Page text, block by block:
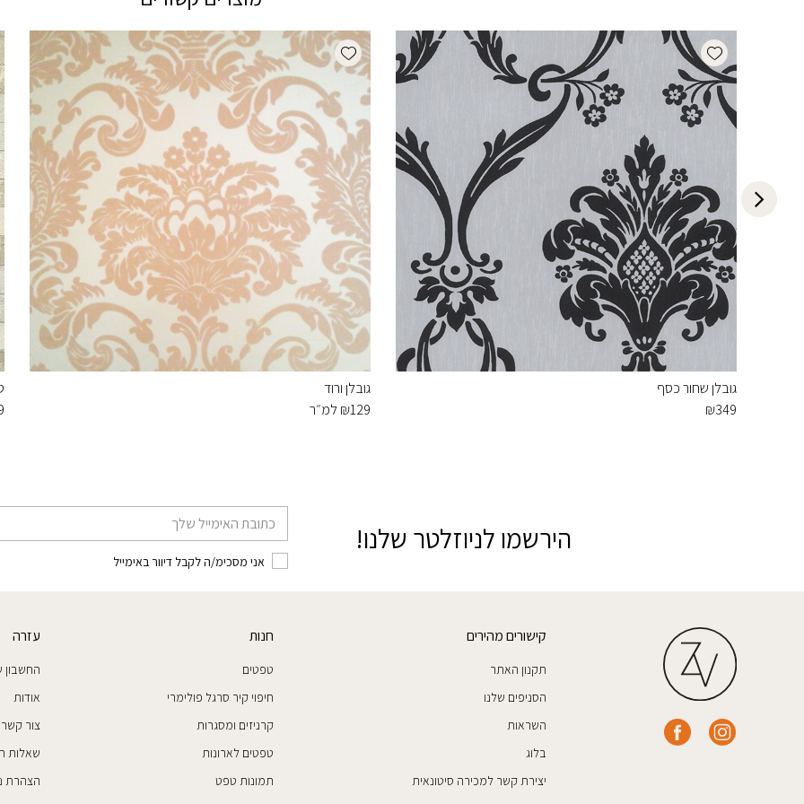
Add wishlist
גובלן שחור כסף
₪349
Add wishlist
גובלן ורוד
₪129 למ״ר
הירשמו לניוזלטר שלנו!
אני מסכימ/ה לקבל דיוור באימייל
קישורים מהירים
תקנון האתר
הסניפים שלנו
השראות
בלוג
יצירת קשר למכירה סיטונאית
חנות
טפטים
חיפוי קיר סרגל פולימרי
קרניזים ומסגרות
טפטים לארונות
תמונות טפט
עזרה
החשבון
אודות
צור קשר
שאלות
הצהרת